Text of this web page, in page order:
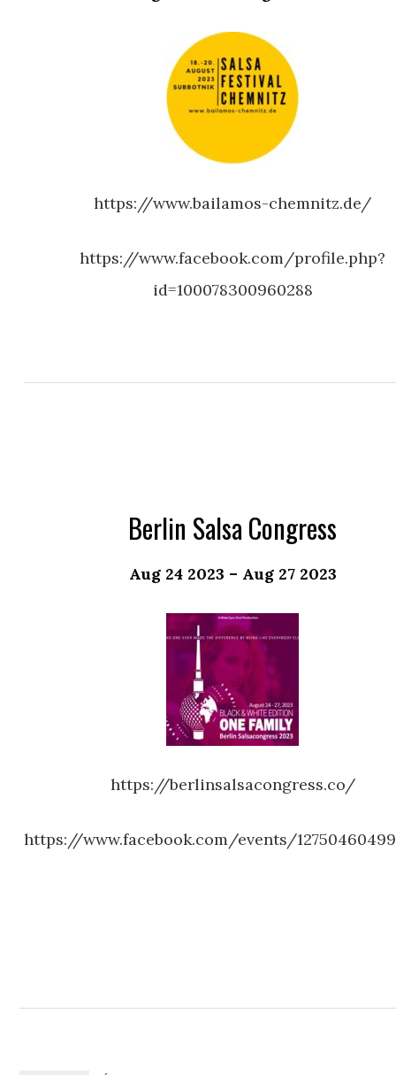
https://www.bailamos-chemnitz.de/
https://www.facebook.com/profile.php?
id=100078300960288
Berlin Salsa Congress
Aug 24 2023 – Aug 27 2023
https://berlinsalsacongress.co/
https://www.facebook.com/events/